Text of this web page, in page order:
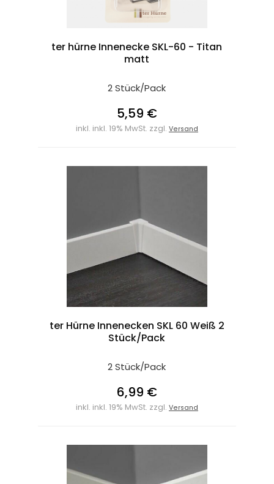
ter hürne Innenecke SKL-60 - Titan
matt
2 Stück/Pack
5,59 €
inkl. inkl. 19% MwSt. zzgl. Versand
ter Hürne Innenecken SKL 60 Weiß 2
Stück/Pack
2 Stück/Pack
6,99 €
inkl. inkl. 19% MwSt. zzgl. Versand